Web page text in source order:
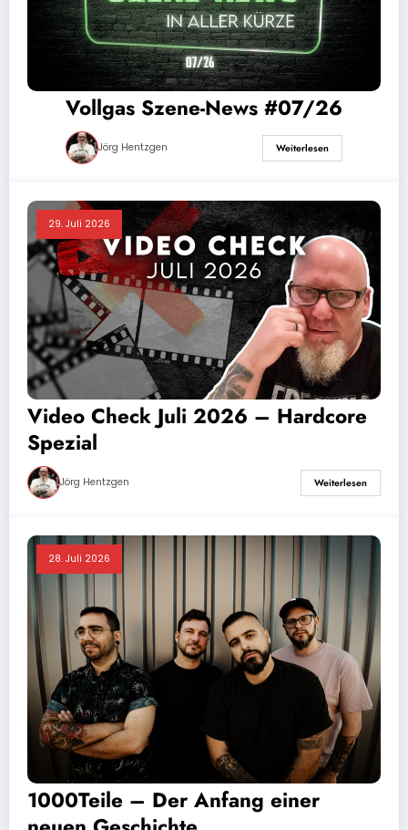
Vollgas Szene-News #07/26
Jörg Hentzgen Weiterlesen
29. Juli 2026
Video Check Juli 2026 – Hardcore
Spezial
Jörg Hentzgen Weiterlesen
28. Juli 2026
1000Teile – Der Anfang einer